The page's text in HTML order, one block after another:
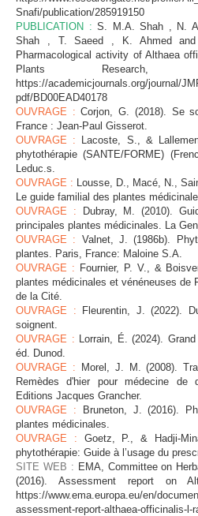
Snafi/publication/285919150
PUBLICATION :S. M.A. Shah , N.
Shah , T. Saeed , K. Ahmed
Pharmacological activity of Althaea
Plants Research,
https://academicjournals.org/journal/
pdf/BD00EAD40178
OUVRAGE :Corjon, G. (2018). Se
France : Jean-Paul Gisserot.
OUVRAGE :
Lacoste, S., &
phytothérapie (SANTE/FORME)
Leduc.s.
OUVRAGE :
Lousse, D., Macé, N.,
Le guide familial des plantes
OUVRAGE :
Dubray, M. (2010).
principales plantes médicinales. La
OUVRAGE : Valnet, J. (1986b).
plantes. Paris, France: Maloine S.A.
OUVRAGE : Fournier, P. V., &
plantes médicinales et vénéneuses de
de la Cité.
OUVRAGE :
Fleurentin, J. (2022).
soignent.
OUVRAGE :
Lorrain, É. (2024).
éd. Dunod.
OUVRAGE :
Morel, J. M. (2008).
Remèdes d'hier pour médecine de
Editions Jacques Grancher.
OUVRAGE :
Bruneton, J. (2016).
plantes médicinales.
OUVRAGE : Goetz, P., & Hadji-
phytothérapie: Guide à l’usage du
SITE WEB : EMA, Committee on
(2016). Assessment report on
https://www.ema.europa.eu/en/
assessment-report-althaea-officinalis-l-